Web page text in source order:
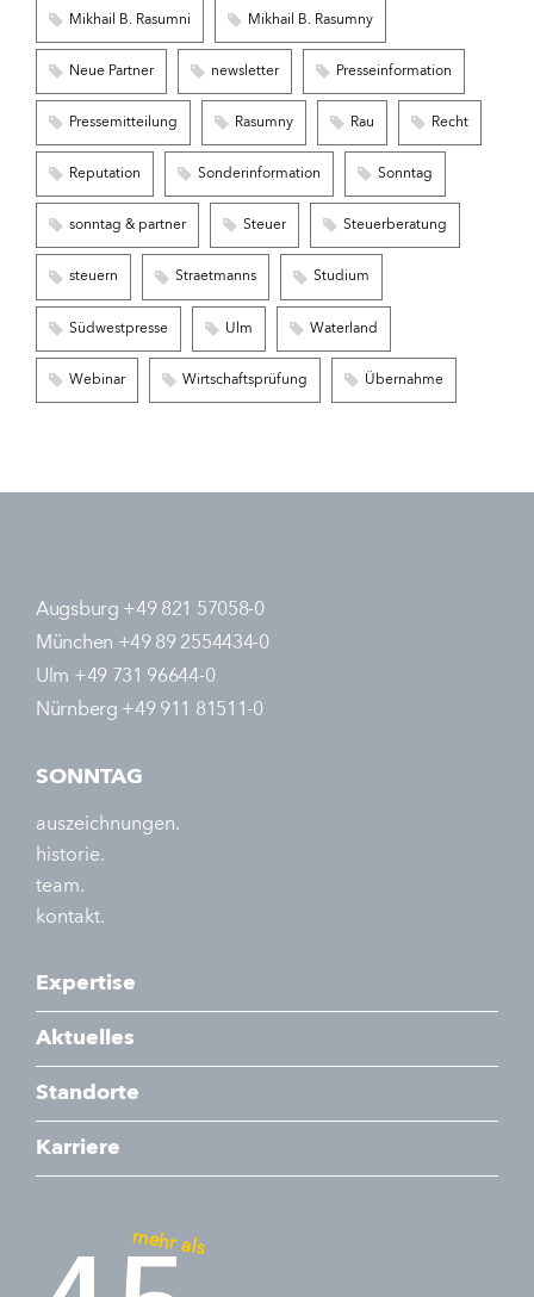
Mikhail B. Rasumni Mikhail B. Rasumny
Neue Partner newsletter Presseinformation
Pressemitteilung Rasumny Rau Recht
Reputation Sonderinformation Sonntag
sonntag & partner Steuer Steuerberatung
steuern Straetmanns Studium
Südwestpresse Ulm Waterland
Webinar Wirtschaftsprüfung Übernahme
Augsburg +49 821 57058-0
München +49 89 2554434-0
Ulm +49 731 96644-0
Nürnberg +49 911 81511-0
SONNTAG
auszeichnungen.
historie.
team.
kontakt.
Expertise
Aktuelles
Standorte
Karriere
mehr als